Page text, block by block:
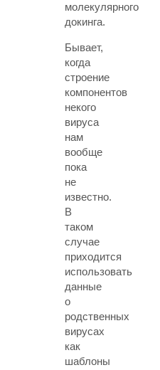
молекулярного
докинга.
Бывает,
когда
строение
компонентов
некого
вируса
нам
вообще
пока
не
известно.
В
таком
случае
приходится
использовать
данные
о
родственных
вирусах
как
шаблоны